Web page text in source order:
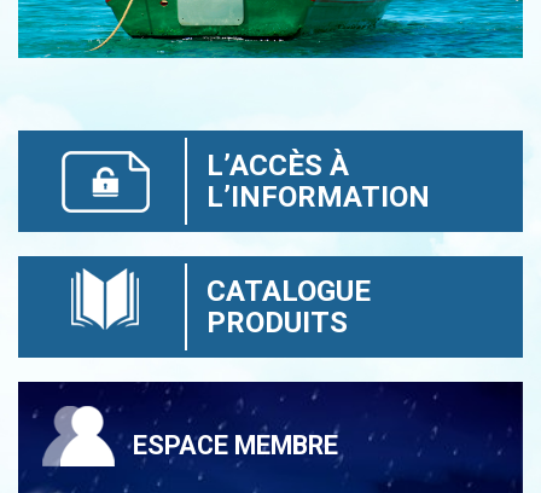
L’ACCÈS À
L’INFORMATION
CATALOGUE
PRODUITS
ESPACE MEMBRE